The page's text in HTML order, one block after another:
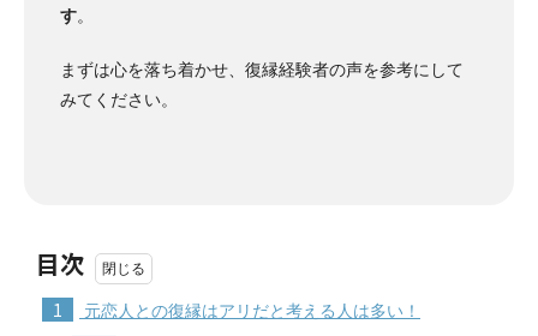
す。
まずは心を落ち着かせ、復縁経験者の声を参考にして
みてください。
目次
1 元恋人との復縁はアリだと考える人は多い！